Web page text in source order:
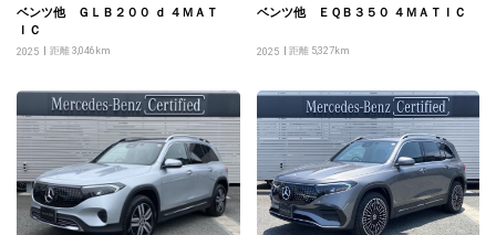
ベンツ他 ＧＬＢ２００ ｄ ４ＭＡＴ
ＩＣ
2025 距離 3,046km
ベンツ他 ＥＱＢ３５０ ４ＭＡＴＩＣ
2025 距離 5,327km